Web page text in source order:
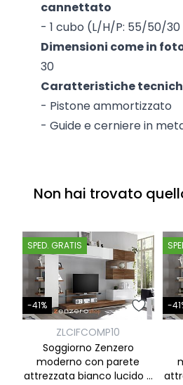
cannettato
- 1 cubo (L/H/P: 55/50/
Dimensioni come in
30
Caratteristiche
- Pistone ammortizzato
- Guide e cerniere in
Non hai trovato
SPED. GRATIS
-41%
ZLCIFCOMP10
Soggiorno Zenzero
moderno con parete
attrezzata bianco lucido e
-